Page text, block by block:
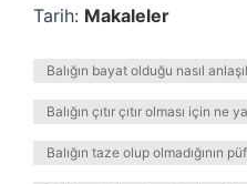
Tarih: Makaleler
Balığın bayat olduğu nasıl
Balığın çıtır çıtır olması için ne
Balığın taze olup olmadığının